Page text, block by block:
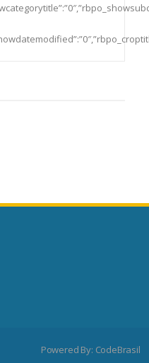
Powered By: CodeBrasil